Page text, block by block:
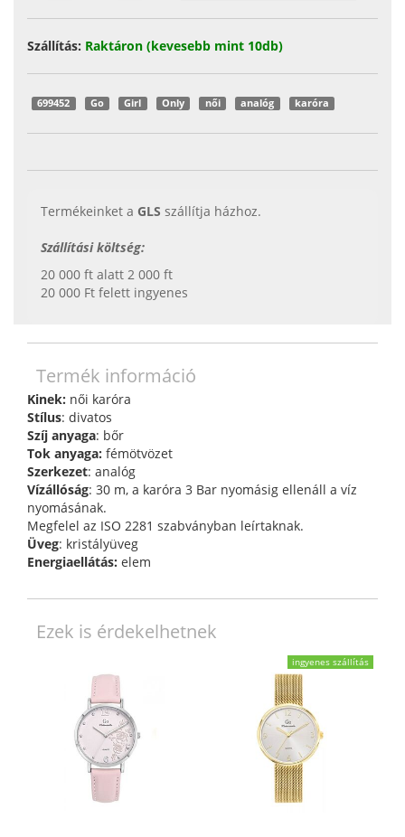
Szállítás: Raktáron (kevesebb mint 10db)
699452 Go Girl Only női analóg karóra
Termékeinket a GLS szállítja házhoz.
Szállítási költség:
20 000 ft alatt 2 000 ft
20 000 Ft felett ingyenes
Termék információ
Kinek: női karóra
Stílus: divatos
Szíj anyaga: bőr
Tok anyaga: fémötvözet
Szerkezet: analóg
Vízállóság: 30 m, a karóra 3 Bar nyomásig ellenáll a víz
nyomásának.
Megfelel az ISO 2281 szabványban leírtaknak.
Üveg: kristályüveg
Energiaellátás: elem
Ezek is érdekelhetnek
ingyenes szállítás